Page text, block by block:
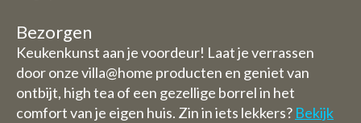
Bezorgen
Keukenkunst aan je voordeur! Laat je verrassen
door onze villa@home producten en geniet van
ontbijt, high tea of een gezellige borrel in het
comfort van je eigen huis. Zin in iets lekkers? Bekijk